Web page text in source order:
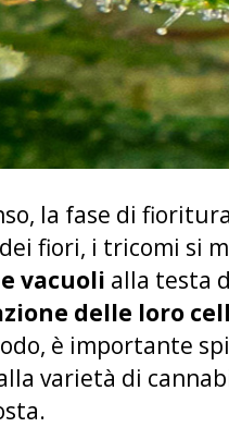
la fase di
fiori, i tricomi si
vacuoli alla testa
delle loro
è importante
varietà di